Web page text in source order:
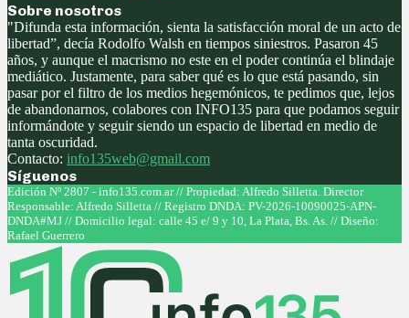
Sobre nosotros
"Difunda esta información, sienta la satisfacción moral de un acto de
libertad”, decía Rodolfo Walsh en tiempos siniestros. Pasaron 45
años, y aunque el macrismo no este en el poder continúa el blindaje
mediático. Justamente, para saber qué es lo que está pasando, sin
pasar por el filtro de los medios hegemónicos, te pedimos que, lejos
de abandonarnos, colabores con INFO135 para que podamos seguir
informándote y seguir siendo un espacio de libertad en medio de
tanta oscuridad.
Contacto: info135web@gmail.com
Síguenos
Facebook
Twitter
Instagram
Youtube
Edición Nº 2807 - info135.com.ar // Propiedad: Alfredo Silletta. Director
Responsable: Alfredo Silletta // Registro DNDA: PV-2026-10090025-APN-
DNDA#MJ // Domicilio legal: calle 45 e/ 9 y 10, La Plata, Bs. As. // Diseño:
Rafael Guerrero